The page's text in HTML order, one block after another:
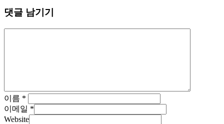
댓글 남기기
이름 *
이메일 *
Website